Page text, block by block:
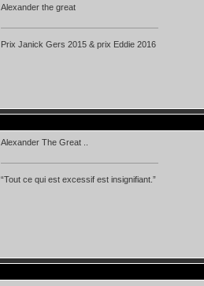
Alexander the great
Prix Janick Gers 2015 & prix Eddie 2016
Alexander The Great ..
“Tout ce qui est excessif est insignifiant.”